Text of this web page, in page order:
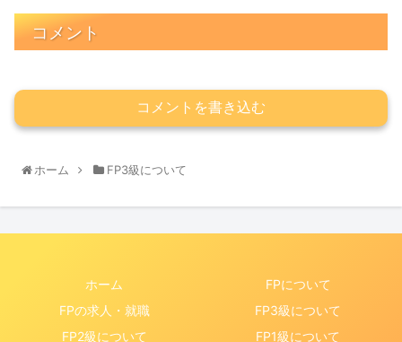
コメント
コメントを書き込む
ホーム FP3級について
ホーム
FPについて
FPの求人・就職
FP3級について
FP2級について
FP1級について